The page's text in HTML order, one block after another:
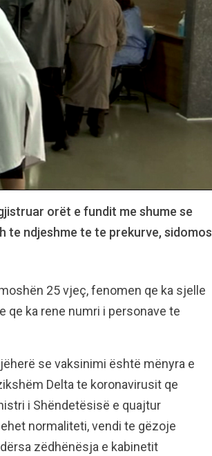
orët e fundit me shume se
te ndjeshme te te prekurve, sidomos
25 vjeç, fenomen qe ka sjelle
qe ka rene numri i personave te
se vaksinimi është mënyra e
Delta te koronavirusit qe
i Shëndetësisë e quajtur
normaliteti, vendi te gëzoje
zëdhënësja e kabinetit